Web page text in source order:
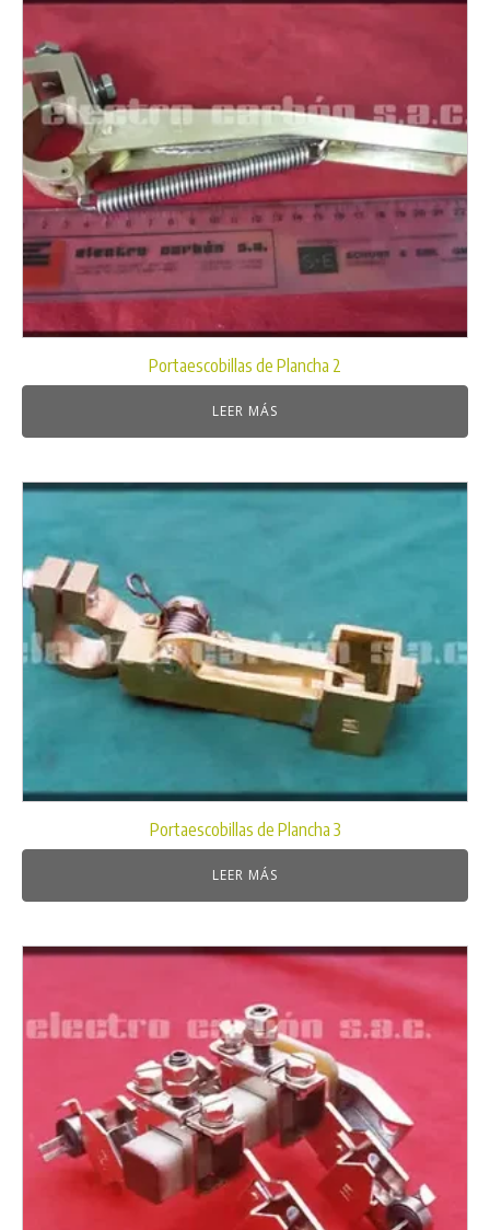
Portaescobillas de Plancha 2
LEER MÁS
Portaescobillas de Plancha 3
LEER MÁS